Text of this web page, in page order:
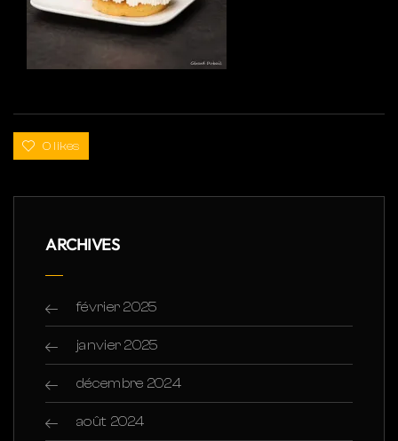
0 likes
ARCHIVES
février 2025
janvier 2025
décembre 2024
août 2024